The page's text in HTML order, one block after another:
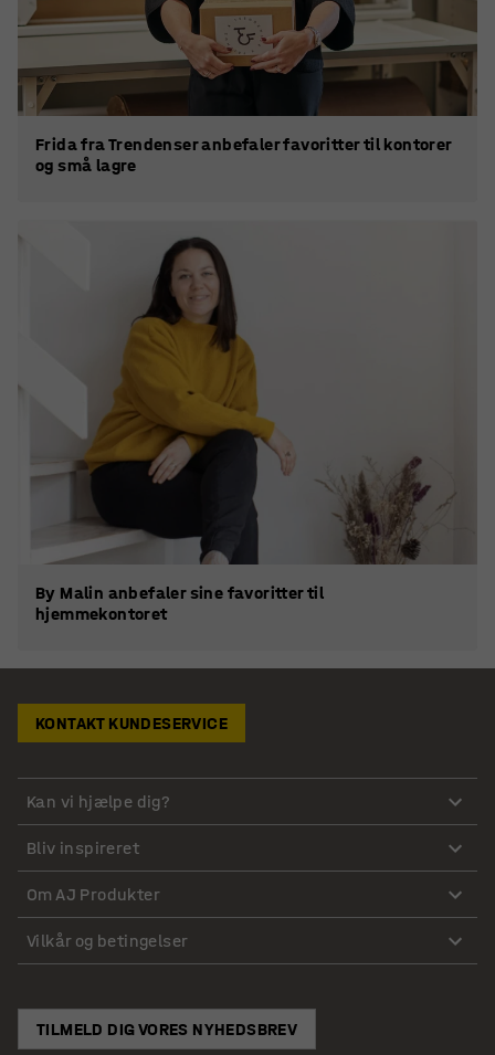
Frida fra Trendenser anbefaler favoritter til kontorer
og små lagre
By Malin anbefaler sine favoritter til
hjemmekontoret
KONTAKT KUNDESERVICE
Kan vi hjælpe dig?
Bliv inspireret
Om AJ Produkter
Vilkår og betingelser
TILMELD DIG VORES NYHEDSBREV